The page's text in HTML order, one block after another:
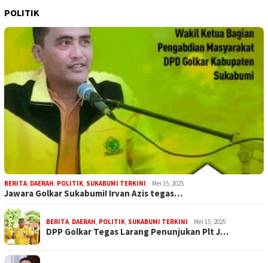
POLITIK
BERITA, DAERAH, POLITIK, SUKABUMI TERKINI Mei 15, 2025
Jawara Golkar Sukabumi! Irvan Azis tegas…
BERITA, DAERAH, POLITIK, SUKABUMI TERKINI Mei 15, 2025
DPP Golkar Tegas Larang Penunjukan Plt J…